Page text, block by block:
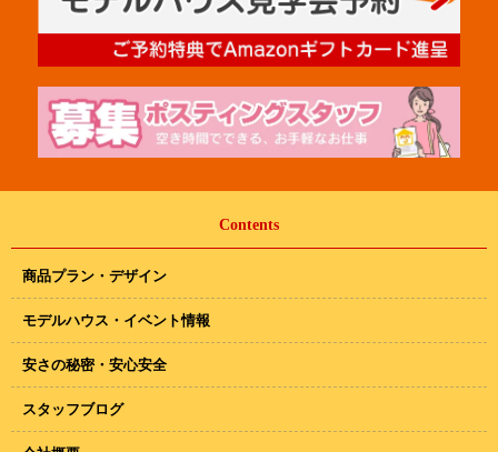
Contents
商品プラン・デザイン
モデルハウス・イベント情報
安さの秘密・安心安全
スタッフブログ